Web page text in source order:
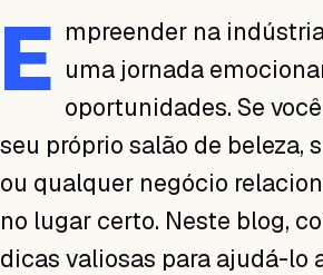
E mpreender na
uma jornada
oportunidades. Se
seu próprio salão de beleza,
ou qualquer negócio
no lugar certo. Neste blog,
dicas valiosas para ajudá-lo